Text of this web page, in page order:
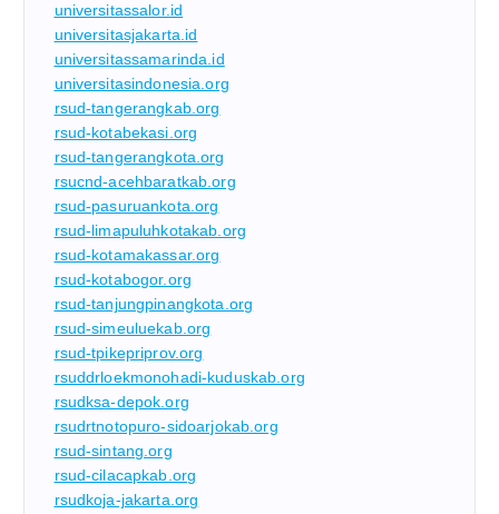
universitassalor.id
universitasjakarta.id
universitassamarinda.id
universitasindonesia.org
rsud-tangerangkab.org
rsud-kotabekasi.org
rsud-tangerangkota.org
rsucnd-acehbaratkab.org
rsud-pasuruankota.org
rsud-limapuluhkotakab.org
rsud-kotamakassar.org
rsud-kotabogor.org
rsud-tanjungpinangkota.org
rsud-simeuluekab.org
rsud-tpikepriprov.org
rsuddrloekmonohadi-kuduskab.org
rsudksa-depok.org
rsudrtnotopuro-sidoarjokab.org
rsud-sintang.org
rsud-cilacapkab.org
rsudkoja-jakarta.org